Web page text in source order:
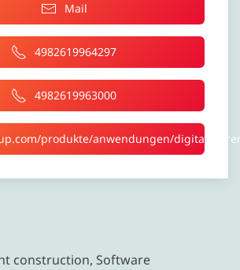
Mail
4982619964297
4982619963000
produkte/anwendungen/
construction, Software